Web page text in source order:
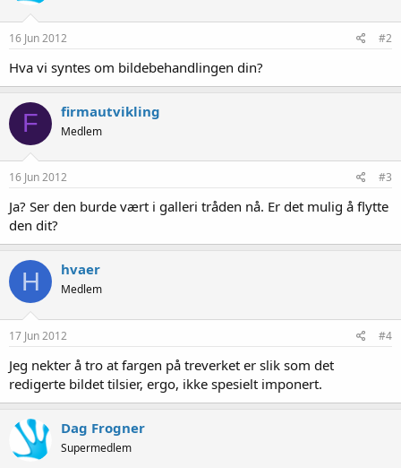
16 Jun 2012 #2
Hva vi syntes om bildebehandlingen din?
F firmautvikling
Medlem
16 Jun 2012 #3
Ja? Ser den burde vært i galleri tråden nå. Er det mulig å flytte
den dit?
H hvaer
Medlem
17 Jun 2012 #4
Jeg nekter å tro at fargen på treverket er slik som det
redigerte bildet tilsier, ergo, ikke spesielt imponert.
Dag Frogner
Supermedlem